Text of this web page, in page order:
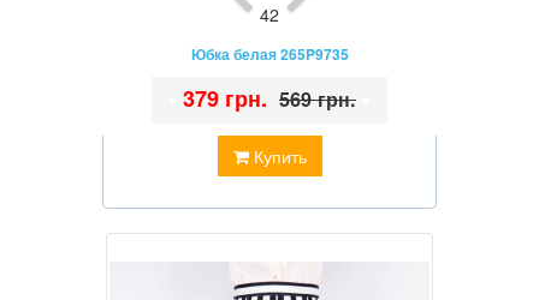
42
Юбка белая 265P9735
Купить
379 грн. 569 грн.